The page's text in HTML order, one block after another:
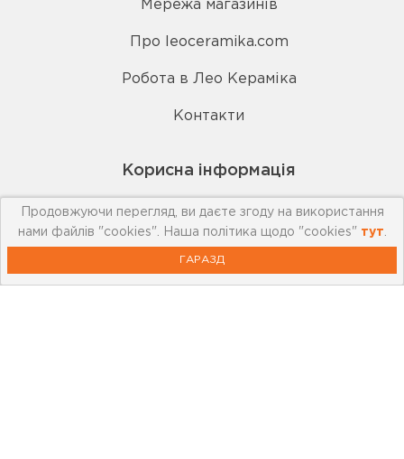
Мережа магазинів
Про leoceramika.com
Робота в Лео Кераміка
Контакти
Корисна інформація
Картка лояльності
Бренди
Продовжуючи перегляд, ви даєте згоду на використання
нами файлів "cookies". Наша політика щодо "cookies" тут
ГАРАЗД